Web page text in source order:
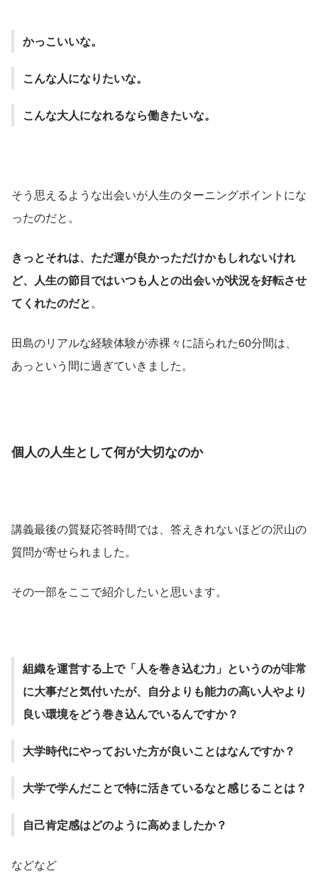
かっこいいな。
こんな人になりたいな。
こんな大人になれるなら働きたいな。
そう思えるような出会いが人生のターニングポイントにな
ったのだと。
きっとそれは、ただ運が良かっただけかもしれないけれ
ど、人生の節目ではいつも人との出会いが状況を好転させ
てくれたのだと。
田島のリアルな経験体験が赤裸々に語られた60分間は、
あっという間に過ぎていきました。
個人の人生として何が大切なのか
講義最後の質疑応答時間では、答えきれないほどの沢山の
質問が寄せられました。
その一部をここで紹介したいと思います。
組織を運営する上で「人を巻き込む力」というのが非常
に大事だと気付いたが、自分よりも能力の高い人やより
良い環境をどう巻き込んでいるんですか？
大学時代にやっておいた方が良いことはなんですか？
大学で学んだことで特に活きているなと感じることは？
自己肯定感はどのように高めましたか？
などなど